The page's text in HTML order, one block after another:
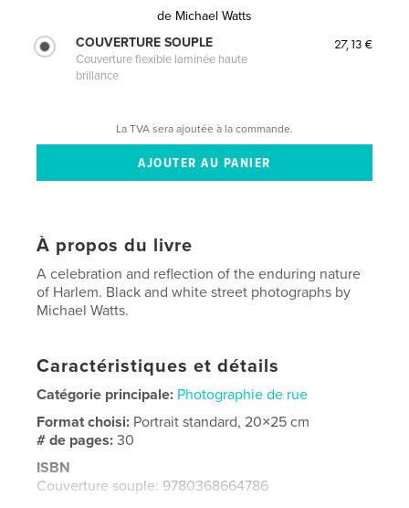
de Michael Watts
COUVERTURE SOUPLE
Couverture flexible laminée haute
brillance
27,13 €
La TVA sera ajoutée à la commande.
À propos du livre
A celebration and reflection of the enduring nature
of Harlem. Black and white street photographs by
Michael Watts.
Caractéristiques et détails
Catégorie principale: Photographie de rue
Format choisi: Portrait standard, 20×25 cm
# de pages:30
ISBN
Couverture souple: 9780368664786